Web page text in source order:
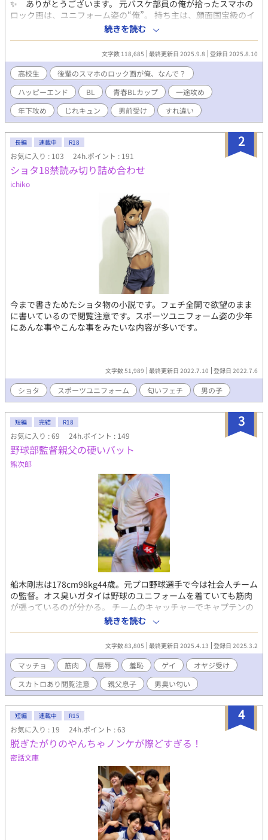
✨ ありがとうございます。 元バスケ部員の俺が拾ったスマホの
ロック画は、ユニフォーム姿の“俺”。 持ち主は、顔面国宝級のイ
ケメン一年生。 なんで俺の写真？ なんでロック画？ 問い詰める
間もなく「この人が最優先なんで」って宣言されて、女子の悲鳴
の中、肩を掴まれて連行された。……俺、ただスマホ届けに来た
だけなんだけど。 頼られたら嫌とは言えない南澤燈真は高校二年
生。クールなイケメン後輩、北門唯が置き忘れたスマホを手に取
ってみると、ロック画が何故か中学時代の燈真だった！ 北門は
モテ男ゆえに女子からしつこくされ、燈真が助けることに。その
日から学年を越え急激に仲良くなる二人。燈真は誰にも言えなか
った悩みを北門にだけ打ち明けて……。一途なメロ後輩 × 絆
マ！の青春BLコンテスト最終選考作品に加筆＆新エピソードを加
えたアルファポリス版です。
続きを読む
文字数 118,685 最終更新日 2025.9.8 登録日 2025.8.10
高校生
後輩のスマホのロック画が俺、なんで？
ハッピーエンド
BL 青春BLカップ​
一途攻め
年下攻め
じれキュン 男前受け すれ違い
2
長編 連載中 R18
お気に入り : 103 24h.ポイント : 191
ショタ18禁読み切り詰め合わせ
ichiko
今まで書きためたショタ物の小説です。フェチ全開で欲望のまま
に書いているので閲覧注意です。スポーツユニフォーム姿の少年
にあんな事やこんな事をみたいな内容が多いです。
文字数 51,989 最終更新日 2022.7.10 登録日 2022.7.6
ショタ スポーツユニフォーム 匂いフェチ 男の子
3
短編 完結 R18
お気に入り : 69 24h.ポイント : 149
野球部監督親父の硬いバット
熊次郎
船木剛志は178cm98kg44歳。元プロ野球選手で今は社会人チーム
の監督。オス臭いガタイは野球のユニフォームを着ていても筋肉
が張っているのが分かる。 チームのキャッチャーでキャプテンの
慶太、息子でピッチャーの和人の三人の関係がノンケの船木の性
癖を変えていく、、、。
続きを読む
文字数 83,805 最終更新日 2025.4.13 登録日 2025.3.2
マッチョ 筋肉 屈辱 羞恥 ゲイ
オヤジ受け
スカトロあり閲覧注意
親父息子 男臭い匂い
4
短編 連載中 R15
お気に入り : 19 24h.ポイント : 63
脱ぎたがりのやんちゃノンケが際どすぎる！
密話文庫